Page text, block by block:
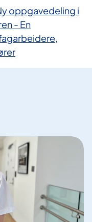
oppgavedeling i
- En